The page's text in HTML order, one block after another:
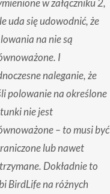
w załączniku 2,
uda się udowodnić, że
na nie są
I
naleganie, że
polowanie na określone
nie jest
– to musi być
lub nawet
Dokładnie to
BirdLife na różnych